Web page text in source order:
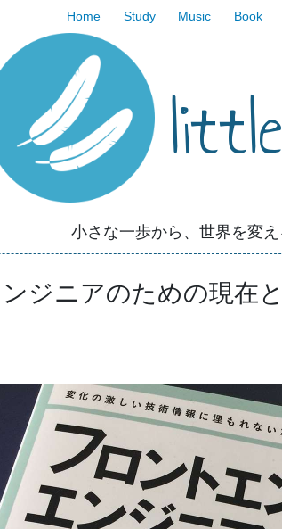
Home Study Music Book
小さな一歩から、世界を変え
ジニアのための現在